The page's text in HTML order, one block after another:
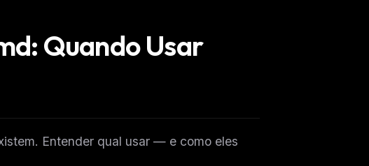
Quando Usar
Entender qual usar — e como eles